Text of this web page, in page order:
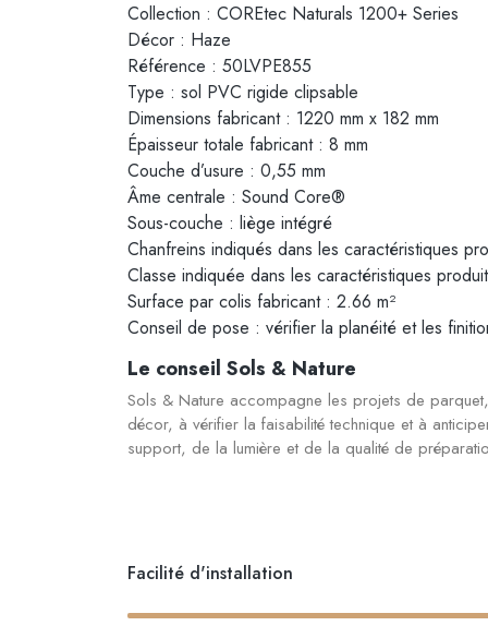
Collection : COREtec Naturals 1200+ Series
Décor : Haze
Référence : 50LVPE855
Type : sol PVC rigide clipsable
Dimensions fabricant : 1220 mm x 182 mm
Épaisseur totale fabricant : 8 mm
Couche d’usure : 0,55 mm
Âme centrale : Sound Core®
Sous-couche : liège intégré
Chanfreins indiqués dans les caractéristiques
Classe indiquée dans les caractéristiques
Surface par colis fabricant : 2.66 m²
Conseil de pose : vérifier la planéité et les
Le conseil Sols & Nature
Sols & Nature accompagne les projets de
décor, à vérifier la faisabilité technique et à
support, de la lumière et de la qualité de
Facilité d'installation